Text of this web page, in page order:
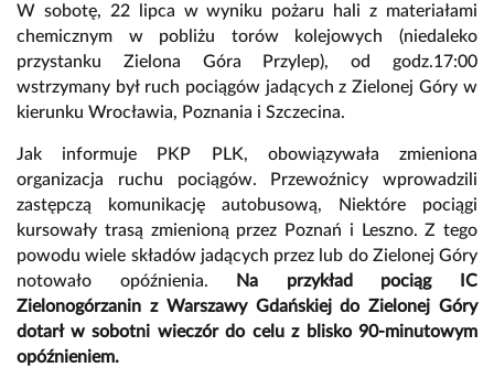
W sobotę, 22 lipca w wyniku pożaru hali z materiałami
chemicznym w pobliżu torów kolejowych (niedaleko
przystanku Zielona Góra Przylep), od godz.17:00
wstrzymany był ruch pociągów jadących z Zielonej Góry w
kierunku Wrocławia, Poznania i Szczecina.
Jak informuje PKP PLK, obowiązywała zmieniona
organizacja ruchu pociągów. Przewoźnicy wprowadzili
zastępczą komunikację autobusową, Niektóre pociągi
kursowały trasą zmienioną przez Poznań i Leszno. Z tego
powodu wiele składów jadących przez lub do Zielonej Góry
notowało opóźnienia.
Na przykład pociąg IC
Zielonogórzanin z Warszawy Gdańskiej do Zielonej Góry
dotarł w sobotni wieczór do celu z blisko 90-minutowym
opóźnieniem.